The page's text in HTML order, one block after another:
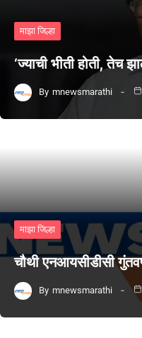
माझा जिल्हा
‘ज्याची भीती होती, तेच
By mnewsmarathi
माझा जिल्हा
चौथी एनआयसीडीसी
By mnewsmarathi